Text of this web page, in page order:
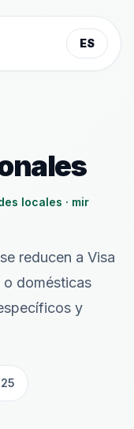
ES
locales · mir
reducen a Visa
o domésticas
y